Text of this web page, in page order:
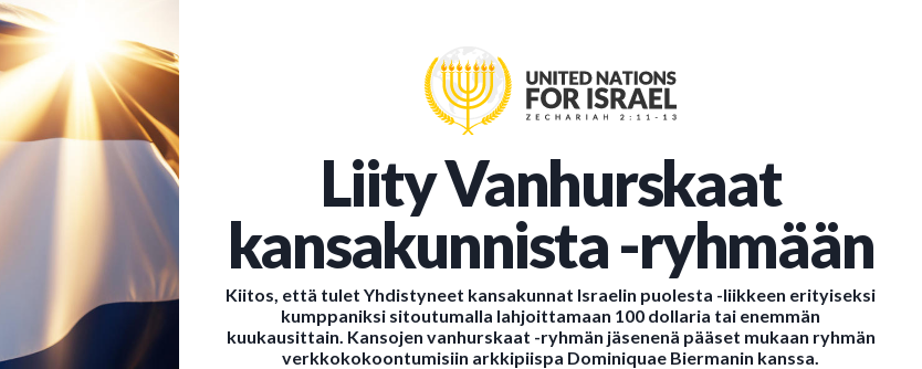
Liity Vanhurskaat
kansakunnista -ryhmään
Kiitos, että tulet Yhdistyneet kansakunnat Israelin puolesta -liikkeen erityiseksi
kumppaniksi sitoutumalla lahjoittamaan 100 dollaria tai enemmän
kuukausittain. Kansojen vanhurskaat -ryhmän jäsenenä pääset mukaan ryhmän
verkkokokoontumisiin arkkipiispa Dominiquae Biermanin kanssa.